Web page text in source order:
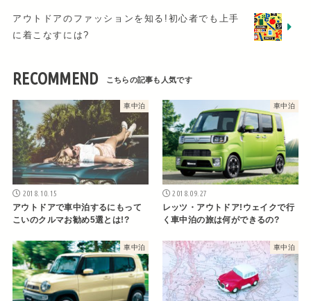
アウトドアのファッションを知る!初心者でも上手
に着こなすには?
RECOMMEND
車中泊
2018.10.15
アウトドアで車中泊するにもって
こいのクルマお勧め5選とは!?
車中泊
2018.09.27
レッツ・アウトドア!ウェイクで行
く車中泊の旅は何ができるの?
車中泊 車中泊